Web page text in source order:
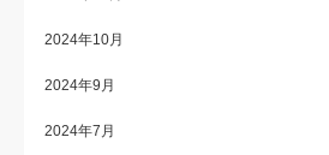
2024年10月
2024年9月
2024年7月